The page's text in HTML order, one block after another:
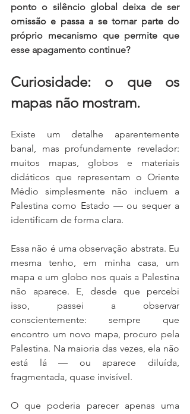
ponto o silêncio global deixa de ser
omissão e passa a se tornar parte do
próprio mecanismo que permite que
esse apagamento continue?
Curiosidade: o que os
mapas não mostram.
Existe um detalhe aparentemente
banal, mas profundamente revelador:
muitos mapas, globos e materiais
didáticos que representam o Oriente
Médio simplesmente não incluem a
Palestina como Estado — ou sequer a
identificam de forma clara.
Essa não é uma observação abstrata. Eu
mesma tenho, em minha casa, um
mapa e um globo nos quais a Palestina
não aparece. E, desde que percebi
isso, passei a observar
conscientemente: sempre que
encontro um novo mapa, procuro pela
Palestina. Na maioria das vezes, ela não
está lá — ou aparece diluída,
fragmentada, quase invisível.
O que poderia parecer apenas uma